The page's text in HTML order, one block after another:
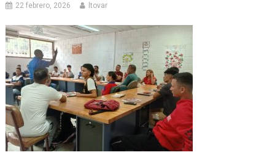
22 febrero, 2026 ltovar